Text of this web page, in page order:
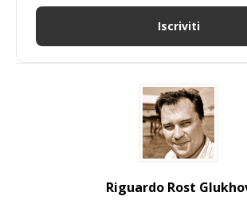
Iscriviti
Riguardo Rost